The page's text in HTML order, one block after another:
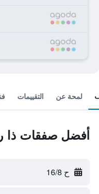
لمحة عن التقييمات
أفضل صفقات ذا
ح 16/8